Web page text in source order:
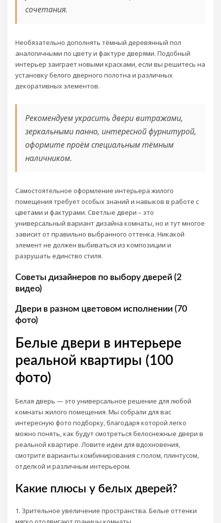
сочетания.
Необязательно дополнять тёмный деревянный пол
аналогичными по цвету и фактуре дверями. Подобный
интерьер заиграет новыми красками, если вы решитесь на
установку белого дверного полотна и различных
декоративных элементов.
Рекомендуем украсить двери витражами,
зеркальными панно, интересной фурнитурой,
оформите проём специальным тёмным
наличником.
Самостоятельное оформление интерьера жилого
помещения требует особых знаний и навыков в работе с
цветами и фактурами. Светлые двери – это
универсальный вариант дизайна комнаты, но и тут многое
зависит от правильно выбранного оттенка. Никакой
элемент не должен выбиваться из композиции и
разрушать единство стиля.
Советы дизайнеров по выбору дверей (2
видео)
Двери в разном цветовом исполнении (70
фото)
Белые двери в интерьере
реальной квартиры (100
фото)
Белая дверь — это универсальное решение для любой
комнаты жилого помещения. Мы собрали для вас
интересную фото подборку, благодаря которой легко
можно понять, как будут смотреться белоснежные двери в
реальной квартире. Ловите идеи для вдохновения,
смотрите варианты комбинирования с полом, плинтусом,
отделкой и различным интерьером.
Какие плюсы у белых дверей?
1. Зрительное увеличение пространства. Белые оттенки